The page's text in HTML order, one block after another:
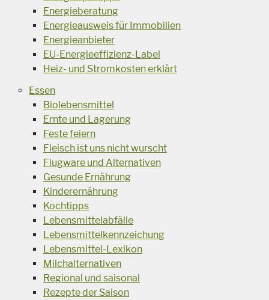
Energieberatung
Energieausweis für Immobilien
Energieanbieter
EU-Energieeffizienz-Label
Heiz- und Stromkosten erklärt
Essen
Biolebensmittel
Ernte und Lagerung
Feste feiern
Fleisch ist uns nicht wurscht
Flugware und Alternativen
Gesunde Ernährung
Kinderernährung
Kochtipps
Lebensmittelabfälle
Lebensmittelkennzeichung
Lebensmittel-Lexikon
Milchalternativen
Regional und saisonal
Rezepte der Saison